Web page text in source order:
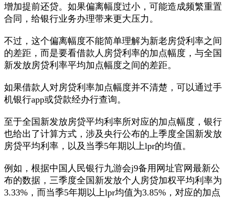
增加提前还贷。如果偏离幅度过小，可能造成频繁重置
合同，给银行业务办理带来更大压力。
不过，这个偏离幅度不能简单理解为新老房贷利率之间
的差距，而是要看借款人房贷利率的加点幅度，与全国
新发放房贷利率平均加点幅度之间的差距。
如果借款人对房贷利率加点幅度并不清楚，可以通过手
机银行app或贷款经办行查询。
至于全国新发放房贷平均利率所对应的加点幅度，银行
也给出了计算方式，涉及央行公布的上季度全国新发放
房贷平均利率，以及当季5年期以上lpr的均值。
例如，根据中国人民银行九游会j9备用网址官网最新公
布的数据，三季度全国新发放个人房贷加权平均利率为
3.33%，而当季5年期以上lpr均值为3.85%，对应的加点